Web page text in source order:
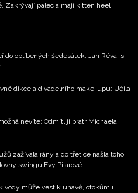
Zakrývají palec a mají kitten heel
do oblíbených šedesátek: Jan Révai si
dikce a divadelního make-upu: Učila
nevíte: Odmítl ji bratr Michaela
zažívala rány a do třetice našla toho
swingu Evy Pilarové
vody může vést k únavě, otokům i